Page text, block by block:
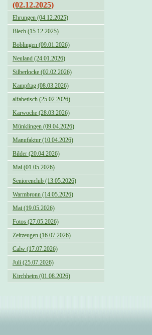
(02.12.2025)
Ehrungen (04.12.2025)
Blech (15.12.2025)
Böblingen (09.01.2026)
Neuland (24.01.2026)
Silberlocke (02.02.2026)
Kampftag (08.03.2026)
alfabetisch (25.02.2026)
Karwoche (28.03.2026)
Münklingen (09.04.2026)
Manufaktur (10.04.2026)
Bilder (20.04.2026)
Mai (01.05.2026)
Seniorenclub (13.05.2026)
Warmbronn (14.05.2026)
Mai (19.05.2026)
Fotos (27.05.2026)
Zeitzeugen (16.07.2026)
Calw (17.07.2026)
Juli (25.07.2026)
Kirchheim (01.08.2026)